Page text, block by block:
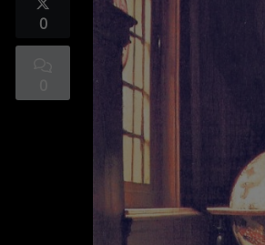
C'ÉTAIT QUOI CE TITRE ?
LES WEBRADIOS
LA GRILLE DES PROGRAMMES
TOUTES LES ÉMISSIONS
TOUS LES PODCASTS
0